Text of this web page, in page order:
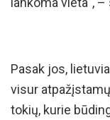
Pasak jos,
visur
tokių, kurie